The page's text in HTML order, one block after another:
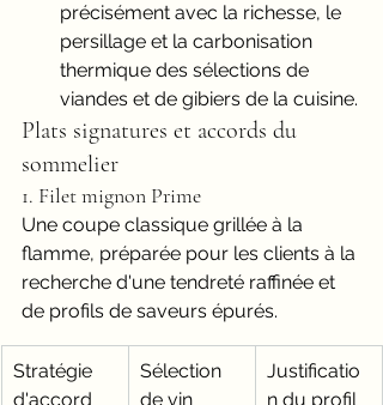
précisément avec la richesse, le
persillage et la carbonisation
thermique des sélections de
viandes et de gibiers de la cuisine.
Plats signatures et accords du
sommelier
1. Filet mignon Prime
Une coupe classique grillée à la
flamme, préparée pour les clients à la
recherche d'une tendreté raffinée et
de profils de saveurs épurés.
Stratégie
d'accord
Sélection
de vin
Justificatio
n du profil